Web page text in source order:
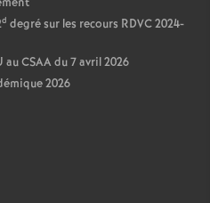
d degré sur les recours RDVC 2024-
CSAA du 7 avril 2026
2026